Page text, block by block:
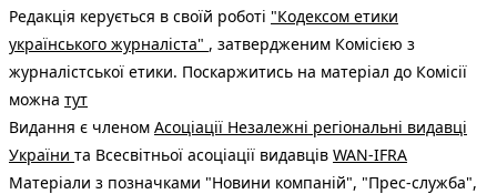
Редакція керується в своїй роботі "Кодексом етики
українського журналіста" , затвердженим Комісією з
журналістської етики. Поскаржитись на матеріал до Комісії
можна тут
Видання є членом Асоціації Незалежні регіональні видавці
України та Всесвітньої асоціації видавців WAN-IFRA
Матеріали з позначками "Новини компаній", "Прес-служба",